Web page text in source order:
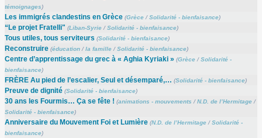
témoignages)
Les immigrés clandestins en Grèce (Grèce/Solidarité - bienfaisance)
“Le projet Fratelli" (Liban-Syrie/Solidarité - bienfaisance)
Tous utiles, tous serviteurs (Solidarité - bienfaisance)
Reconstruire (éducation/la famille/Solidarité - bienfaisance)
Centre d’apprentissage du grec à « Aghia Kyriaki » (Grèce/Solidarité -
bienfaisance)
FRÈRE Au pied de l’escalier, Seul et désemparé,… (Solidarité - bienfaisance)
Preuve de dignité (Solidarité - bienfaisance)
30 ans les Fourmis… Ça se fête ! (animations - mouvements /N.D. de l’Hermitage/
Solidarité - bienfaisance)
Anniversaire du Mouvement Foi et Lumière (N.D. de l’Hermitage/Solidarité -
bienfaisance)